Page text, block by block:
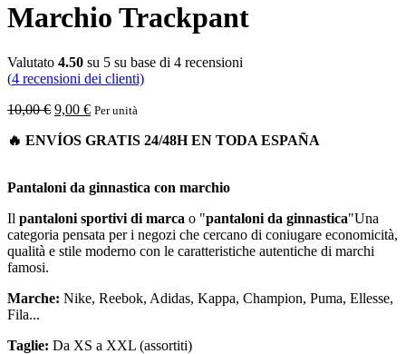
Marchio Trackpant
Valutato 4.50 su 5 su base di 4 recensioni
(4 recensioni dei clienti)
10,00€ 9,00 € Per unità
Pantaloni da ginnastica con marchio
Il pantaloni sportivi di marca o "pantaloni da ginnastica"Una
categoria pensata per i negozi che cercano di coniugare economicità,
qualità e stile moderno con le caratteristiche autentiche di marchi
famosi.
Marche: Nike, Reebok, Adidas, Kappa, Champion, Puma, Ellesse,
Fila...
Taglie: Da XS a XXL (assortiti)